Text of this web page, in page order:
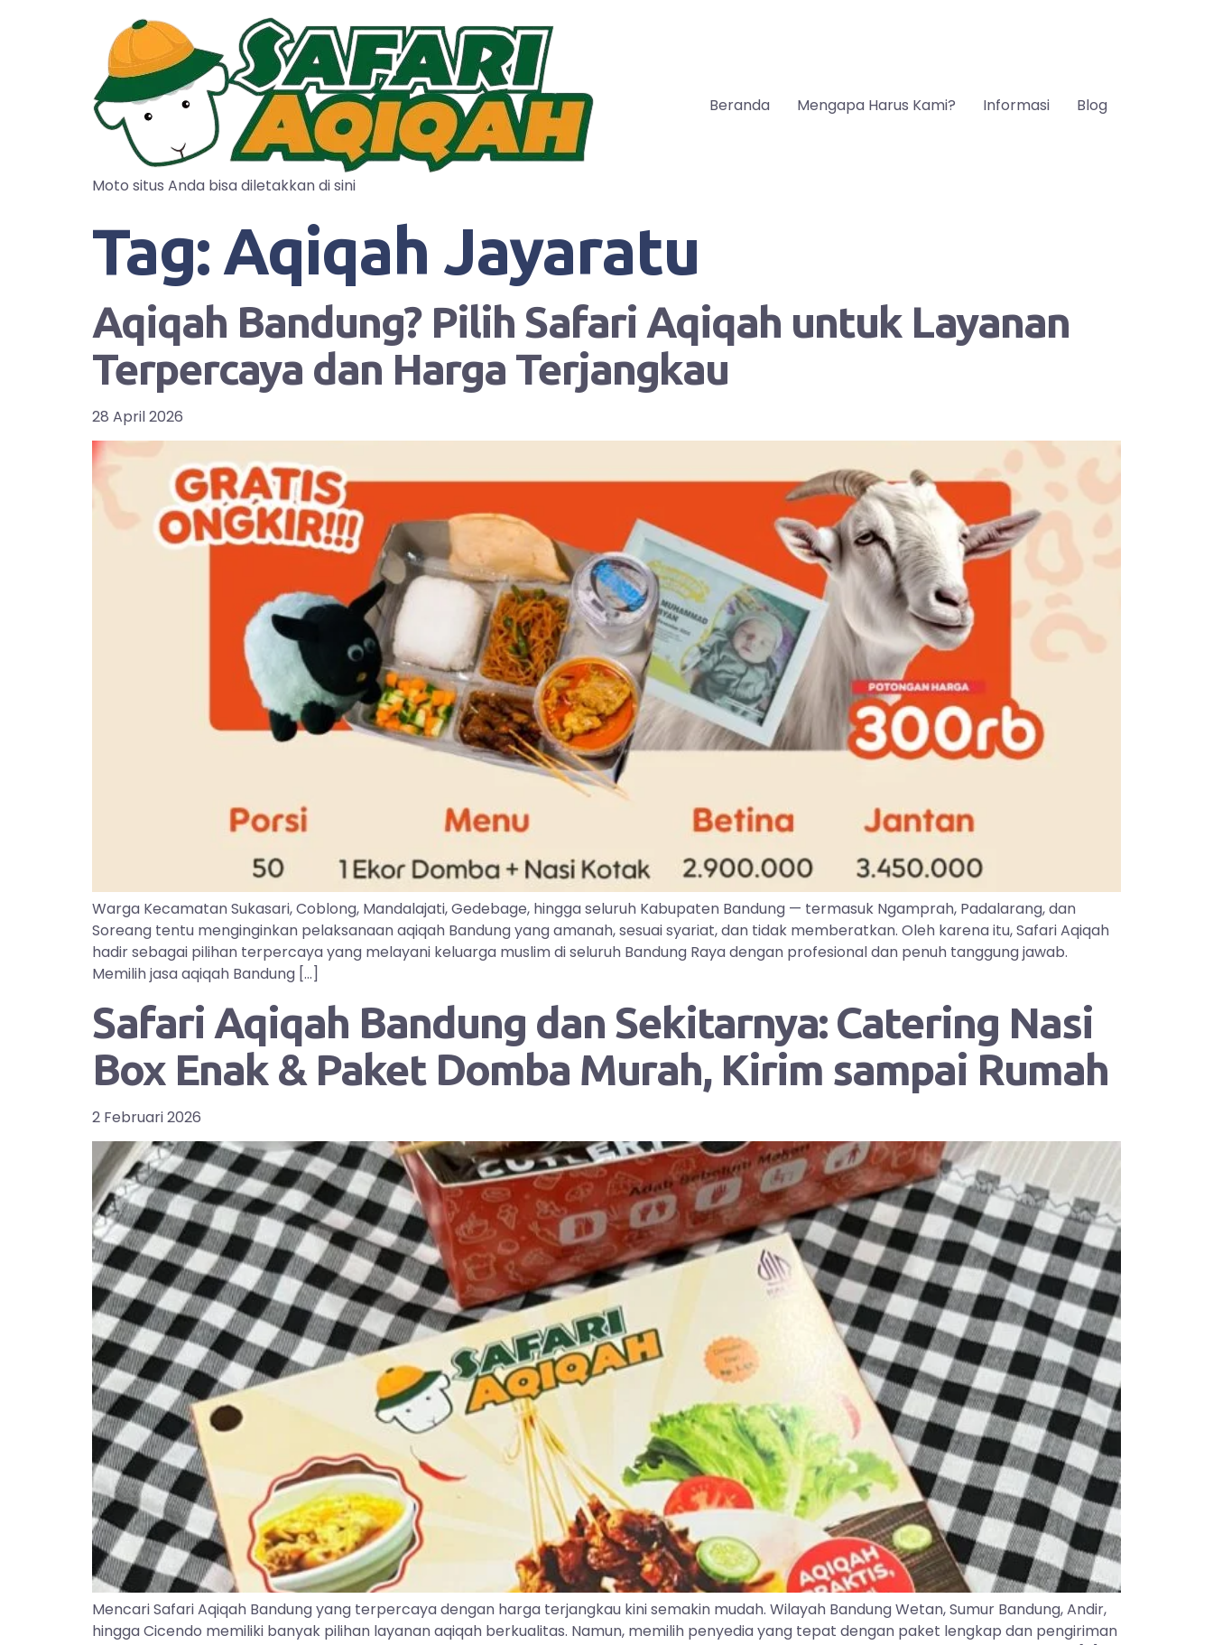
Moto situs Anda bisa diletakkan di sini
Beranda Mengapa Harus Kami? Informasi Blog
Tag: Aqiqah Jayaratu
Aqiqah Bandung? Pilih Safari Aqiqah untuk Layanan
Terpercaya dan Harga Terjangkau
28 April 2026
Warga Kecamatan Sukasari, Coblong, Mandalajati, Gedebage, hingga seluruh Kabupaten Bandung — termasuk Ngamprah, Padalarang, dan
Soreang tentu menginginkan pelaksanaan aqiqah Bandung yang amanah, sesuai syariat, dan tidak memberatkan. Oleh karena itu, Safari Aqiqah
hadir sebagai pilihan terpercaya yang melayani keluarga muslim di seluruh Bandung Raya dengan profesional dan penuh tanggung jawab.
Memilih jasa aqiqah Bandung […]
Safari Aqiqah Bandung dan Sekitarnya: Catering Nasi
Box Enak & Paket Domba Murah, Kirim sampai Rumah
2 Februari 2026
Mencari Safari Aqiqah Bandung yang terpercaya dengan harga terjangkau kini semakin mudah. Wilayah Bandung Wetan, Sumur Bandung, Andir,
hingga Cicendo memiliki banyak pilihan layanan aqiqah berkualitas. Namun, memilih penyedia yang tepat dengan paket lengkap dan pengiriman